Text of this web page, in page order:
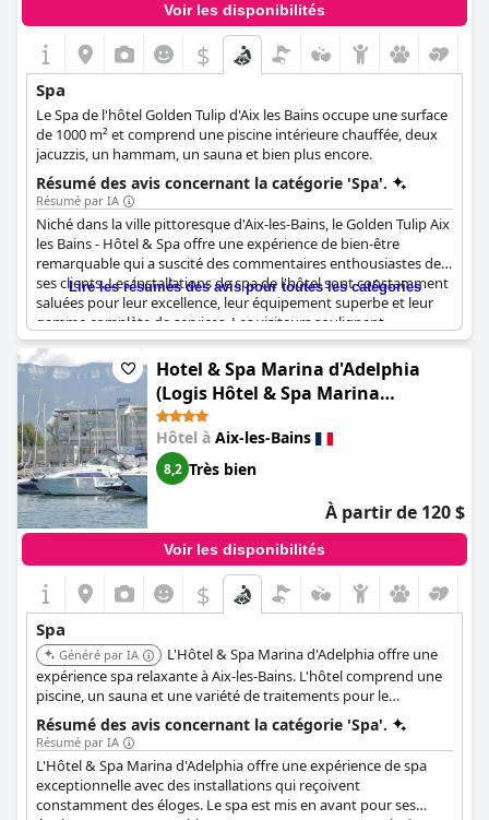
Voir les disponibilités
$
Spa
Le Spa de l'hôtel Golden Tulip d'Aix les Bains occupe une surface
de 1000 m² et comprend une piscine intérieure chauffée, deux
jacuzzis, un hammam, un sauna et bien plus encore.
Résumé des avis concernant la catégorie 'Spa'.
Résumé par IA
Niché dans la ville pittoresque d'Aix-les-Bains, le Golden Tulip Aix
les Bains - Hôtel & Spa offre une expérience de bien-être
remarquable qui a suscité des commentaires enthousiastes de
ses clients. Les installations de spa de l'hôtel sont constamment
saluées pour leur excellence, leur équipement superbe et leur
gamme complète de services. Les visiteurs soulignent
fréquemment que l'espace spa est à la fois beau et spacieux,
contribuant de manière significative à leur tranquillité et à leur
relaxation générales pendant le séjour.
L'espace bien-être est un point fort, offrant un environnement
bien entretenu et propre qui contribue au plaisir des clients. La
possibilité d'accéder au spa du matin tôt jusqu'à tard dans la
nuit sans avoir besoin de réservations est une caractéristique
que les clients apprécient particulièrement, contribuant à une
expérience sans stress.
Des éléments uniques tels que la piscine originale sur le toit
accessible jusqu'à 23h30 et le fait que les bébés soient autorisés
dans la partie récréative du spa ajoutent à l'attrait. De nombreux
clients apprécient également les excellents services de massage
et de spa, décrivant l'espace comme agréable et de première
qualité. L'accent mis par l'hôtel sur le confort, associé à
l'ambiance paisible, assure une escapade régénérante pour tous
ceux qui le visitent.
Lire les résumés des avis pour toutes les catégories
Hotel & Spa Marina d'Adelphia
(Logis Hôtel & Spa Marina
d'Adelphia)
Hôtel à Aix-les-Bains
8,2 Très bien
À partir de 120 $
Voir les disponibilités
$
Spa
Généré par IA
L'Hôtel & Spa Marina d'Adelphia offre une
expérience spa relaxante à Aix-les-Bains. L'hôtel comprend une
piscine, un sauna et une variété de traitements pour le
rajeunissement.
Résumé des avis concernant la catégorie 'Spa'.
Résumé par IA
L'Hôtel & Spa Marina d'Adelphia offre une expérience de spa
exceptionnelle avec des installations qui reçoivent
constamment des éloges. Le spa est mis en avant pour ses